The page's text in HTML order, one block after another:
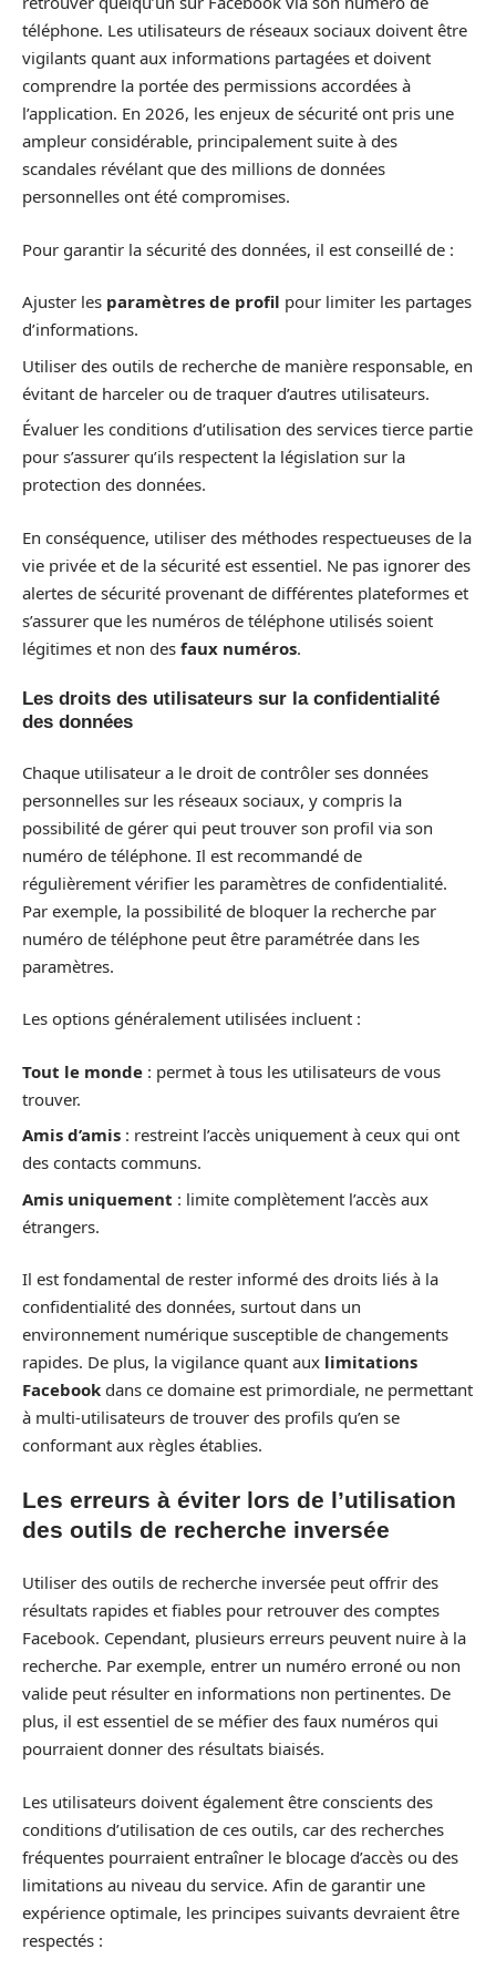
téléphone. Les utilisateurs de réseaux sociaux doivent être
vigilants quant aux informations partagées et doivent
comprendre la portée des permissions accordées à
l’application. En 2026, les enjeux de sécurité ont pris une
ampleur considérable, principalement suite à des
scandales révélant que des millions de données
personnelles ont été compromises.
Pour garantir la sécurité des données, il est conseillé de :
Ajuster les paramètres de profil pour limiter les partages
d’informations.
Utiliser des outils de recherche de manière responsable, en
évitant de harceler ou de traquer d’autres utilisateurs.
Évaluer les conditions d’utilisation des services tierce partie
pour s’assurer qu’ils respectent la législation sur la
protection des données.
En conséquence, utiliser des méthodes respectueuses de la
vie privée et de la sécurité est essentiel. Ne pas ignorer des
alertes de sécurité provenant de différentes plateformes et
s’assurer que les numéros de téléphone utilisés soient
légitimes et non des faux numéros.
Les droits des utilisateurs sur la confidentialité
des données
Chaque utilisateur a le droit de contrôler ses données
personnelles sur les réseaux sociaux, y compris la
possibilité de gérer qui peut trouver son profil via son
numéro de téléphone. Il est recommandé de
régulièrement vérifier les paramètres de confidentialité.
Par exemple, la possibilité de bloquer la recherche par
numéro de téléphone peut être paramétrée dans les
paramètres.
Les options généralement utilisées incluent :
Tout le monde : permet à tous les utilisateurs de vous
trouver.
Amis d’amis : restreint l’accès uniquement à ceux qui ont
des contacts communs.
Amis uniquement : limite complètement l’accès aux
étrangers.
Il est fondamental de rester informé des droits liés à la
confidentialité des données, surtout dans un
environnement numérique susceptible de changements
rapides. De plus, la vigilance quant aux limitations
Facebook dans ce domaine est primordiale, ne permettant
à multi-utilisateurs de trouver des profils qu’en se
conformant aux règles établies.
Les erreurs à éviter lors de l’utilisation
des outils de recherche inversée
Utiliser des outils de recherche inversée peut offrir des
résultats rapides et fiables pour retrouver des comptes
Facebook. Cependant, plusieurs erreurs peuvent nuire à la
recherche. Par exemple, entrer un numéro erroné ou non
valide peut résulter en informations non pertinentes. De
plus, il est essentiel de se méfier des faux numéros qui
pourraient donner des résultats biaisés.
Les utilisateurs doivent également être conscients des
conditions d’utilisation de ces outils, car des recherches
fréquentes pourraient entraîner le blocage d’accès ou des
limitations au niveau du service. Afin de garantir une
expérience optimale, les principes suivants devraient être
respectés :